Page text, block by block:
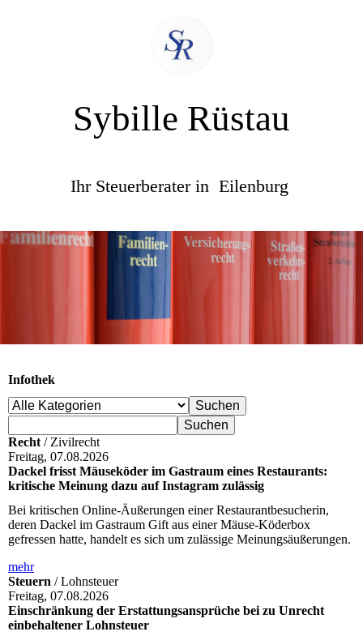
Sybille Rüstau
Ihr Steuerberater in Eilenburg
Infothek
Recht / Zivilrecht
Freitag, 07.08.2026
Dackel frisst Mäuseköder im Gastraum eines Restaurants:
kritische Meinung dazu auf Instagram zulässig
Bei kritischen Online-Äußerungen einer Restaurantbesucherin,
deren Dackel im Gastraum Gift aus einer Mäuse-Köderbox
gefressen hatte, handelt es sich um zulässige Meinungsäußerungen.
mehr
Steuern / Lohnsteuer
Freitag, 07.08.2026
Einschränkung der Erstattungsansprüche bei zu Unrecht
einbehaltener Lohnsteuer